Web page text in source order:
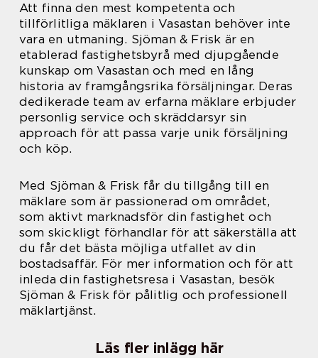
Att finna den mest kompetenta och
tillförlitliga mäklaren i Vasastan behöver inte
vara en utmaning. Sjöman & Frisk är en
etablerad fastighetsbyrå med djupgående
kunskap om Vasastan och med en lång
historia av framgångsrika försäljningar. Deras
dedikerade team av erfarna mäklare erbjuder
personlig service och skräddarsyr sin
approach för att passa varje unik försäljning
och köp.
Med Sjöman & Frisk får du tillgång till en
mäklare som är passionerad om området,
som aktivt marknadsför din fastighet och
som skickligt förhandlar för att säkerställa att
du får det bästa möjliga utfallet av din
bostadsaffär. För mer information och för att
inleda din fastighetsresa i Vasastan, besök
Sjöman & Frisk för pålitlig och professionell
mäklartjänst.
Läs fler inlägg här